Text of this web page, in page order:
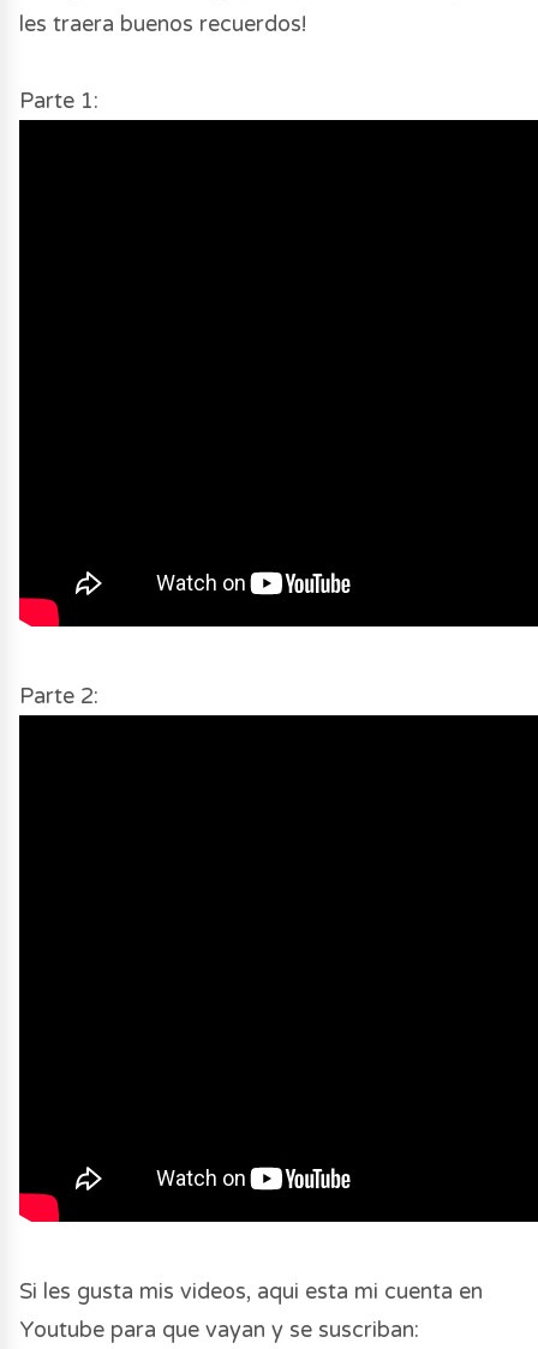
les traera buenos recuerdos!
Parte 1:
Parte 2:
Si les gusta mis videos, aqui esta mi cuenta en
Youtube para que vayan y se suscriban: